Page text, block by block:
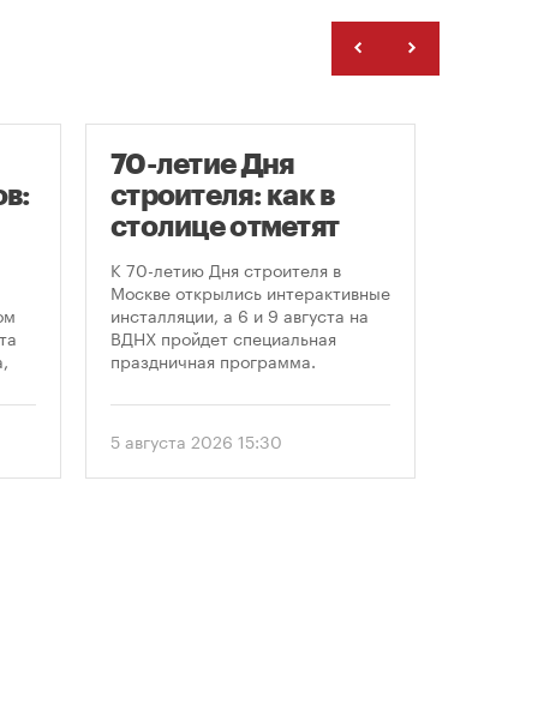
С
70-летие Дня
строителя: как в
столице отметят
круглую дату
профессионального
праздника
К 70-летию Дня строителя в
Москве открылись интерактивные
инсталляции, а 6 и 9 августа на
ВДНХ пройдет специальная
праздничная программа.
5 августа 2026 15:30